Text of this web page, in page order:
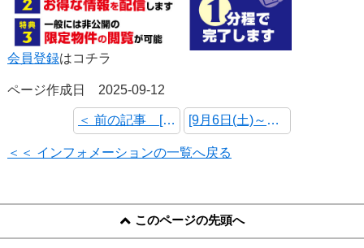
会員登録はコチラ
ページ作成日 2025-09-12
＜ 前の記事 [9月13日(土)～9月15日(月・祝) オープンハウス・予約制内覧会 開催情報] [9月6日(土)～9月7日(日) オープンハウス・予約制内覧会 開催情報] 次の記事 ＞
＜＜ インフォメーションの一覧へ戻る
このページの先頭へ